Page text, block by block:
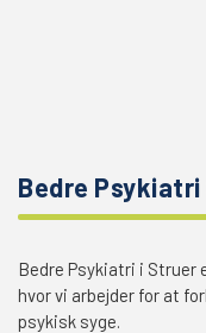
Bedre
Bedre Psykiatri i Struer
hvor vi arbejder for at
psykisk syge.